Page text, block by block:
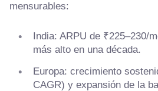
mensurables:
India: ARPU de ₹225–230/
más alto en una década.
Europa: crecimiento
CAGR) y expansión de la